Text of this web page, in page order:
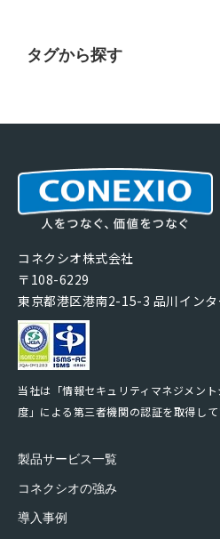
タグから探す
コネクシオ株式会社
〒108-6229
東京都港区港南2-15-3 品川イン
当社は「情報セキュリティマネジメン
度」による第三者機関の認証を取得して
製品サービス一覧
コネクシオの強み
導入事例